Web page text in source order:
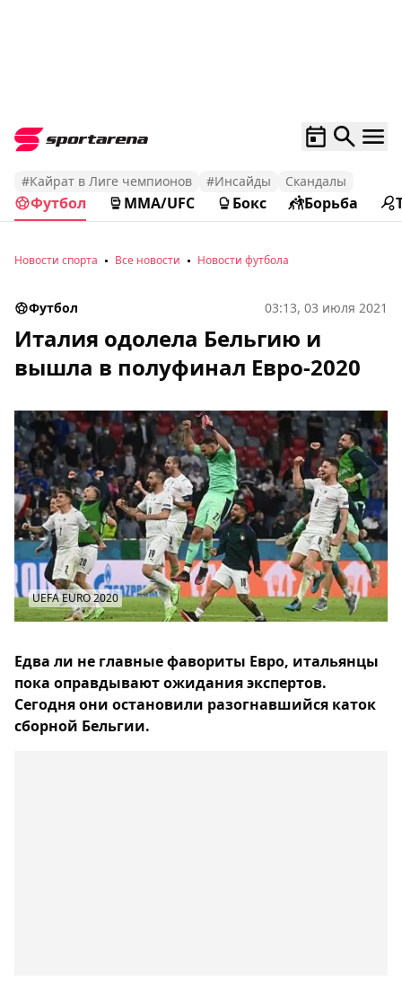
#Кайрат в Лиге чемпионов #Инсайды Скандалы
Футбол MMA/UFC Бокс Борьба
Новости спорта Все новости Новости футбола
Футбол 03:13, 03 июля 2021
Италия одолела Бельгию и
вышла в полуфинал Евро-2020
UEFA EURO 2020
Едва ли не главные фавориты Евро, итальянцы
пока оправдывают ожидания экспертов.
Сегодня они остановили разогнавшийся каток
сборной Бельгии.